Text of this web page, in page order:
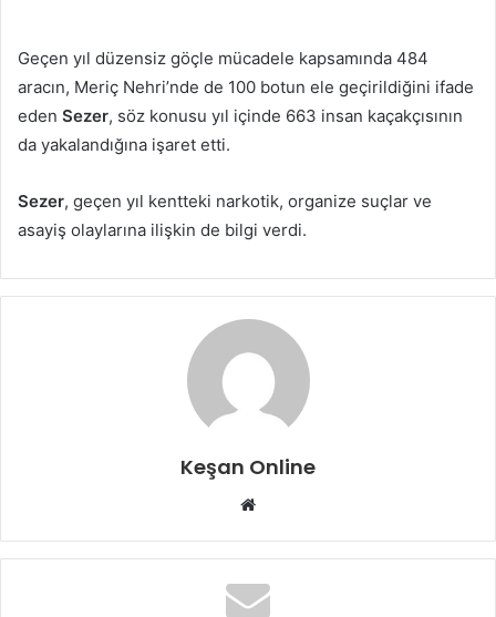
Geçen yıl düzensiz göçle mücadele kapsamında 484
aracın, Meriç Nehri’nde de 100 botun ele geçirildiğini ifade
eden Sezer, söz konusu yıl içinde 663 insan kaçakçısının
da yakalandığına işaret etti.
Sezer, geçen yıl kentteki narkotik, organize suçlar ve
asayiş olaylarına ilişkin de bilgi verdi.
Keşan Online
Web